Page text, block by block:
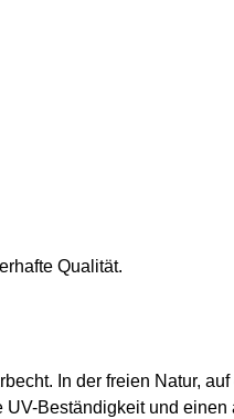
Qualität.
In der freien Natur,
Beständigkeit und einen